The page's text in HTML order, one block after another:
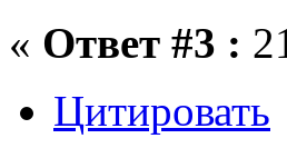
« Ответ #3 :
Цитировать